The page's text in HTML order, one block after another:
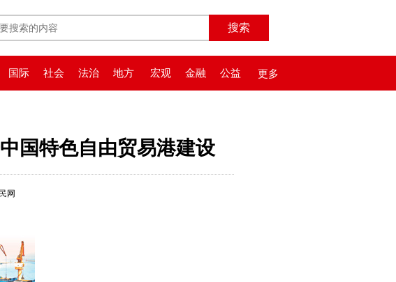
国际 社会 法治 地方 宏观 金融 公益 更多
国特色自由贸易港建设
网